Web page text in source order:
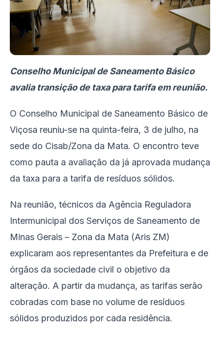
Conselho Municipal de Saneamento Básico
avalia transição de taxa para tarifa em reunião.
O Conselho Municipal de Saneamento Básico de
Viçosa reuniu-se na quinta-feira, 3 de julho, na
sede do Cisab/Zona da Mata. O encontro teve
como pauta a avaliação da já aprovada mudança
da taxa para a tarifa de resíduos sólidos.
Na reunião, técnicos da Agência Reguladora
Intermunicipal dos Serviços de Saneamento de
Minas Gerais – Zona da Mata (Aris ZM)
explicaram aos representantes da Prefeitura e de
órgãos da sociedade civil o objetivo da
alteração. A partir da mudança, as tarifas serão
cobradas com base no volume de resíduos
sólidos produzidos por cada residência.